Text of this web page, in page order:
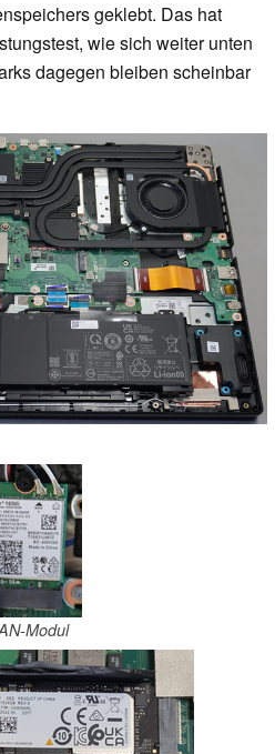
geklebt. Das hat
wie sich weiter unten
dagegen bleiben scheinbar
Modul